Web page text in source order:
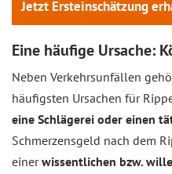
Jetzt Ersteinschätzung
Eine häufige Ursache:
Neben Verkehrsunfällen
häufigsten Ursachen für
eine Schlägerei oder einen
Schmerzensgeld nach dem
einerwissentlichen bzw.